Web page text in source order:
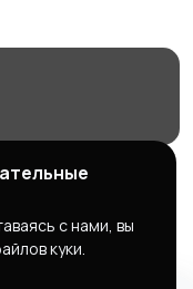
| Работа |
ОГРН
с нами, вы
куки.